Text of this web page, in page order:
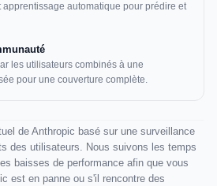
automatique pour prédire et
les utilisateurs combinés à une
pour une couverture complète.
de Anthropic basé sur une surveillance
des utilisateurs. Nous suivons les temps
baisses de performance afin que vous
est en panne ou s'il rencontre des